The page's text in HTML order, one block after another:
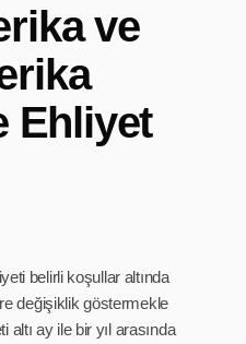
ve
Ehliyet
belirli koşullar altında
değişiklik göstermekle
ay ile bir yıl arasında